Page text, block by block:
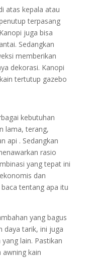
atas kepala atau
terpasang
juga bisa
Sedangkan
memberikan
dekorasi. Kanopi
tertutup gazebo
kebutuhan
lama, terang,
api . Sedangkan
rasio
yang tepat ini
dan
tentang apa itu
yang bagus
daya tarik, ini juga
lain. Pastikan
kain